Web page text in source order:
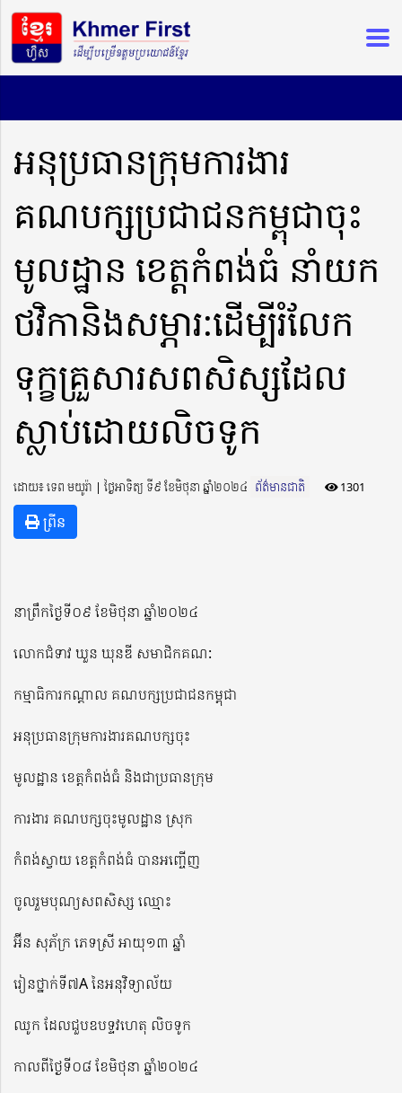
អនុប្រធានក្រុមការងារ
គណបក្សប្រជាជនកម្ពុជាចុះ
មូលដ្ឋាន ខេត្តកំពង់ធំ នាំយក
ថវិកានិងសម្ភារ:ដើម្បីរំលែក
ទុក្ខគ្រួសារសពសិស្សដែល
ស្លាប់ដោយលិចទូក
ដោយ៖ ទេព មយូរ៉ា ​​ | ថ្ងៃអាទិត្យ ទី៩ ខែមិថុនា ឆ្នាំ២០២៤ ព័ត៌មានជាតិ 1301
ព្រីន
នាព្រឹកថ្ងៃទី០៩ ខែមិថុនា ឆ្នាំ២០២៤
លោកជំទាវ ឃួន ឃុនឌី សមាជិកគណ:
កម្មាធិការកណ្តាល គណបក្សប្រជាជនកម្ពុជា
អនុប្រធានក្រុមការងារគណបក្សចុះ
មូលដ្ឋាន ខេត្តកំពង់ធំ និងជាប្រធានក្រុម
ការងារ គណបក្សចុះមូលដ្ឋាន ស្រុក
កំពង់ស្វាយ ខេត្តកំពង់ធំ បានអញ្ចើញ
ចូលរួមបុណ្យសពសិស្ស ឈ្មោះ
អ៊ីន សុភ័ក្រ ភេទស្រី អាយុ១៣ ឆ្នាំ
រៀនថ្នាក់ទី៧A នៃអនុវិទ្យាល័យ
ឈូក ដែលជួបឧបទ្ទវហេតុ លិចទូក
កាលពីថ្ងៃទី០៨ ខែមិថុនា ឆ្នាំ២០២៤